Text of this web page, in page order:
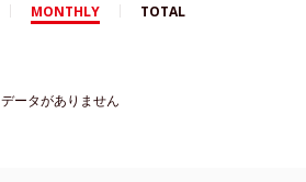
MONTHLY TOTAL
データがありません